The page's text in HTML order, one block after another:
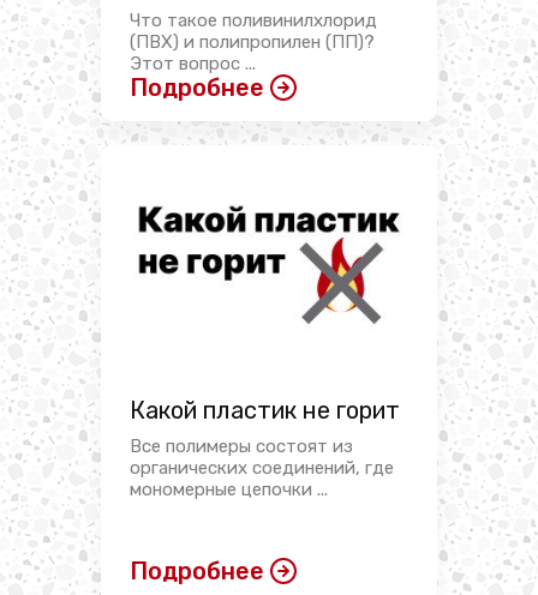
Что такое поливинилхлорид
(ПВХ) и полипропилен (ПП)?
Этот вопрос ...
Подробнее
Какой пластик не горит
Все полимеры состоят из
органических соединений, где
мономерные цепочки ...
Подробнее